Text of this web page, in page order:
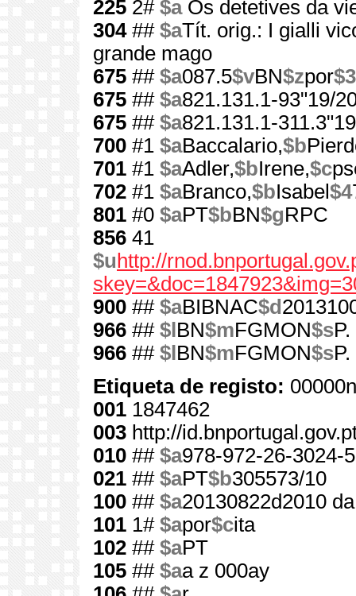
225 2# $aOs detetives da
304## $aTít. orig.: I gialli
grande mago
675 ## $a087.5$vBN$zpor$3
675 ## $a821.131.1-93"19/
675 ## $a821.131.1-
700 #1 $aBaccalario,$b
701 #1 $aAdler,$bIrene,$c
702 #1 $aBranco,$bIsabel $4
801 #0 $aPT$bBN$gRPC
856 41
$u http://
900 ## $aBIBNAC$d
966 ## $l BN$mFGMON$s
966 ## $l BN$mFGMON$s
Etiqueta de registo:
001 1847462
003 http://
010 ## $a978-972-26-3024-5
021 ## $aPT$b305573/10
100 ## $a20130822d2010
101 1# $apor$cita
102 ## $aPT
105 ## $aa z 000ay